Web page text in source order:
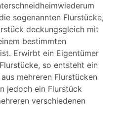
sogenannten Flurstücke,
deckungsgleich mit
bestimmten
Erwirbt ein Eigentümer
so entsteht ein
mehreren Flurstücken
jedoch ein Flurstück
verschiedenen